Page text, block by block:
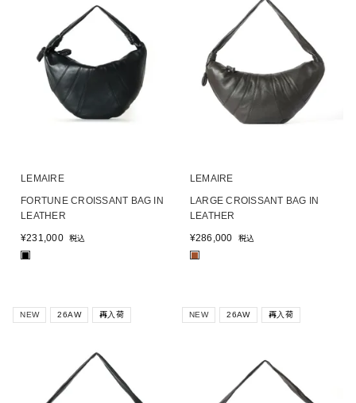
LEMAIRE
FORTUNE CROISSANT BAG IN
LEATHER
¥231,000 税込
■
LEMAIRE
LARGE CROISSANT BAG IN
LEATHER
¥286,000 税込
■
NEW 26AW 再入荷 NEW 26AW 再入荷